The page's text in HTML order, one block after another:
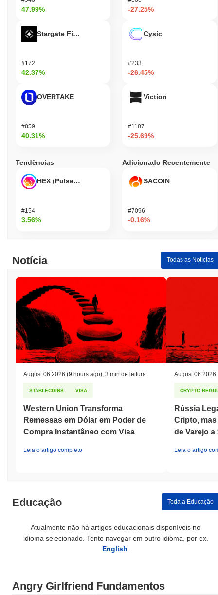
47.99%
Stargate Finance
#172
42.37%
OVERTAKE
#859
40.31%
-27.25%
Cysic
#233
-26.45%
Viction
#1187
-25.69%
Tendências
HEX (Pulsechain)
#154
3.56%
Adicionado Recentemente
SACOIN
#7096
-0.16%
Notícia Todas as Notícias
August 06 2026 (9 hours ago) 3 min de leitura
STABLECOINS VISA
Western Union Transforma
Remessas em Dólar em Poder de
Compra Instantâneo com Visa
Leia o artigo completo
August 06 2026
CRYPTO
Rússia
Cripto,
de Varejo a
Leia o artigo
Educação Toda a Educação
Atualmente não há artigos educacionais disponíveis no
idioma selecionado. Tente navegar em outro idioma, por ex.
English
Angry Girlfriend Fundamentos